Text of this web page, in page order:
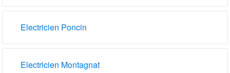
Electricien Poncin
Electricien Montagnat